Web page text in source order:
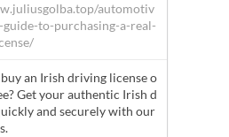
automotiv
to-purchasing-a-real-
an Irish driving license o
Get your authentic Irish d
and securely with our